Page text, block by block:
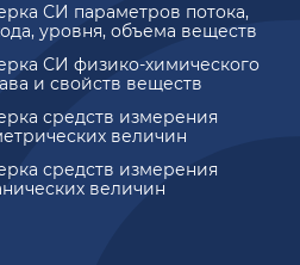
СИ параметров потока,
уровня, объема веществ
СИ физико-химического
и свойств веществ
средств измерения
величин
средств измерения
величин